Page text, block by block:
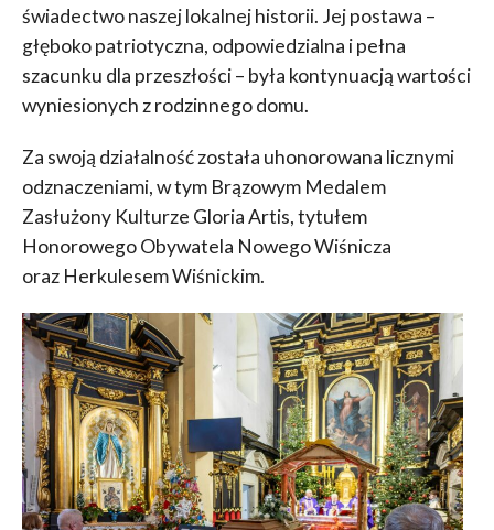
świadectwo naszej lokalnej historii. Jej postawa –
głęboko patriotyczna, odpowiedzialna i pełna
szacunku dla przeszłości – była kontynuacją wartości
wyniesionych z rodzinnego domu.
Za swoją działalność została uhonorowana licznymi
odznaczeniami, w tym Brązowym Medalem
Zasłużony Kulturze Gloria Artis, tytułem
Honorowego Obywatela Nowego Wiśnicza
oraz Herkulesem Wiśnickim.